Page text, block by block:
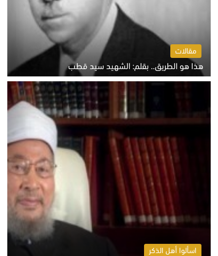
مقالات
هذا هو الطريق.. بقلم: الشهيد سيد قطب
الخميس 6 أغسطس 2026 10:52 ص
اسألوا أهل الذكر